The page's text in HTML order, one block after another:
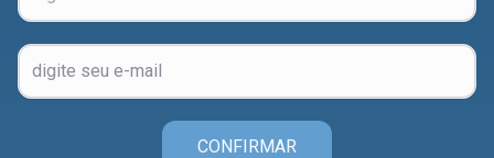
CONFIRMAR